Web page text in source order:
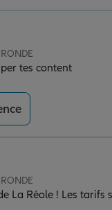
tes content
La Réole ! Les